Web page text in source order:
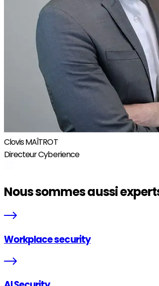
Clovis MAÎTROT
Directeur Cyberience
Nous sommes aussi
Workplace security